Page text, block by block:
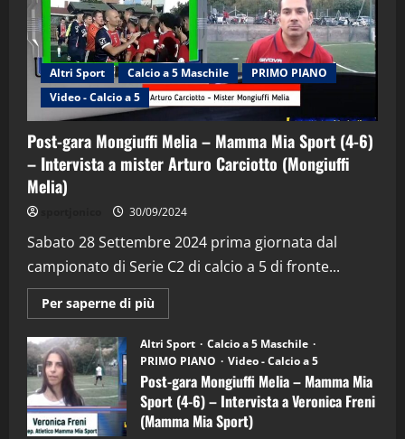
Altri Sport Calcio a 5 Maschile
PRIMO PIANO
Video - Calcio a 5
Post-gara Mongiuffi Melia – Mamma Mia Sport (4-6)
– Intervista a mister Arturo Carciotto (Mongiuffi
Melia)
30/09/2024
Sabato 28 Settembre 2024 prima giornata dal
campionato di Serie C2 di calcio a 5 di fronte...
Per saperne di più
informazioni
Post-
gara
Mongiuffi
Melia
–
Mamma
Mia
Sport
Altri Sport
Calcio a 5 Maschile
PRIMO PIANO
Video - Calcio a 5
Post-gara Mongiuffi Melia – Mamma Mia
Sport (4-6) – Intervista a Veronica Freni
(Mamma Mia Sport)
2
“SportEmpire” in Podcast: 29^ Puntata
(Martedi 28 Aprile 2026)
28/04/2026
3
"SportEmpire" in Podcast
“SportEmpire” in Podcast: 28^ Puntata
(Martedi 21 Aprile 2026)
21/04/2026